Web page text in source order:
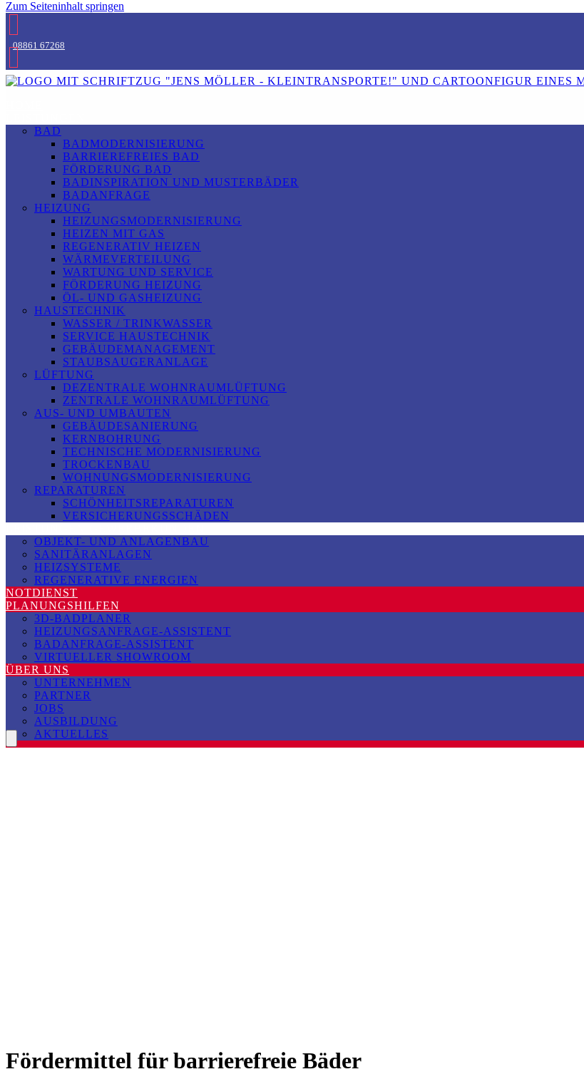
Zum Seiteninhalt springen
08861 67268
BAD
BADMODERNISIERUNG
BARRIEREFREIES BAD
FÖRDERUNG BAD
BADINSPIRATION UND MUSTERBÄDER
BADANFRAGE
HEIZUNG
HEIZUNGSMODERNISIERUNG
HEIZEN MIT GAS
REGENERATIV HEIZEN
WÄRMEVERTEILUNG
WARTUNG UND SERVICE
FÖRDERUNG HEIZUNG
ÖL- UND GASHEIZUNG
HAUSTECHNIK
WASSER / TRINKWASSER
SERVICE HAUSTECHNIK
GEBÄUDEMANAGEMENT
STAUBSAUGERANLAGE
LÜFTUNG
DEZENTRALE WOHNRAUMLÜFTUNG
ZENTRALE WOHNRAUMLÜFTUNG
AUS- UND UMBAUTEN
GEBÄUDESANIERUNG
KERNBOHRUNG
TECHNISCHE MODERNISIERUNG
TROCKENBAU
WOHNUNGSMODERNISIERUNG
REPARATUREN
SCHÖNHEITSREPARATUREN
VERSICHERUNGSSCHÄDEN
OBJEKT- UND ANLAGENBAU
SANITÄRANLAGEN
HEIZSYSTEME
REGENERATIVE ENERGIEN
NOTDIENST
PLANUNGSHILFEN
3D-BADPLANER
HEIZUNGSANFRAGE-ASSISTENT
BADANFRAGE-ASSISTENT
VIRTUELLER SHOWROOM
ÜBER UNS
UNTERNEHMEN
PARTNER
JOBS
AUSBILDUNG
AKTUELLES
Fördermittel für barrierefreie Bäder